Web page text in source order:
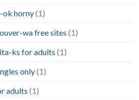
ok horny(1)
wa free sites (1)
ks for adults (1)
only(1)
adults (1)